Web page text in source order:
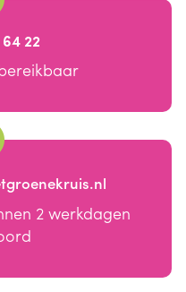
22
2 werkdagen